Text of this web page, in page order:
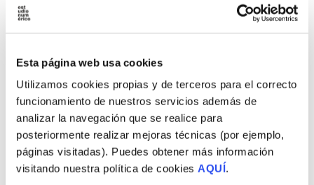
Esta página web usa cookies
Utilizamos cookies propias y de terceros para el correcto
funcionamiento de nuestros servicios además de
analizar la navegación que se realice para
posteriormente realizar mejoras técnicas (por ejemplo,
páginas visitadas). Puedes obtener más información
visitando nuestra política de cookies AQUÍ.
Publicidad Programática
Google ADS
Social ADS
Audio Online
Email Marketing
Influencers Marketing
Social Media